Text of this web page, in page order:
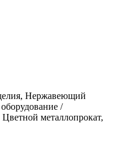
Нержавеющий
/
металлопрокат,